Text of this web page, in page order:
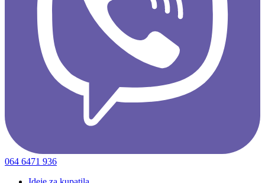
064 6471 936